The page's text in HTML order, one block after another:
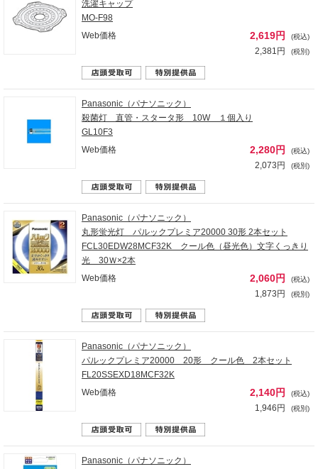
洗濯キャップ
MO-F98
Web価格
2,619円 (税込)
2,381円 (税別)
Panasonic（パナソニック）
殺菌灯 直管・スタータ形 10W １個入り
GL10F3
Web価格
2,280円 (税込)
2,073円 (税別)
Panasonic（パナソニック）
丸形蛍光灯 パルックプレミア20000 30形 2本セット
FCL30EDW28MCF32K クール色（昼光色）文字くっきり
光 30Ｗ×2本
Web価格
2,060円 (税込)
1,873円 (税別)
Panasonic（パナソニック）
パルックプレミア20000 20形 クール色 2本セット
FL20SSEXD18MCF32K
Web価格
2,140円 (税込)
1,946円 (税別)
Panasonic（パナソニック）